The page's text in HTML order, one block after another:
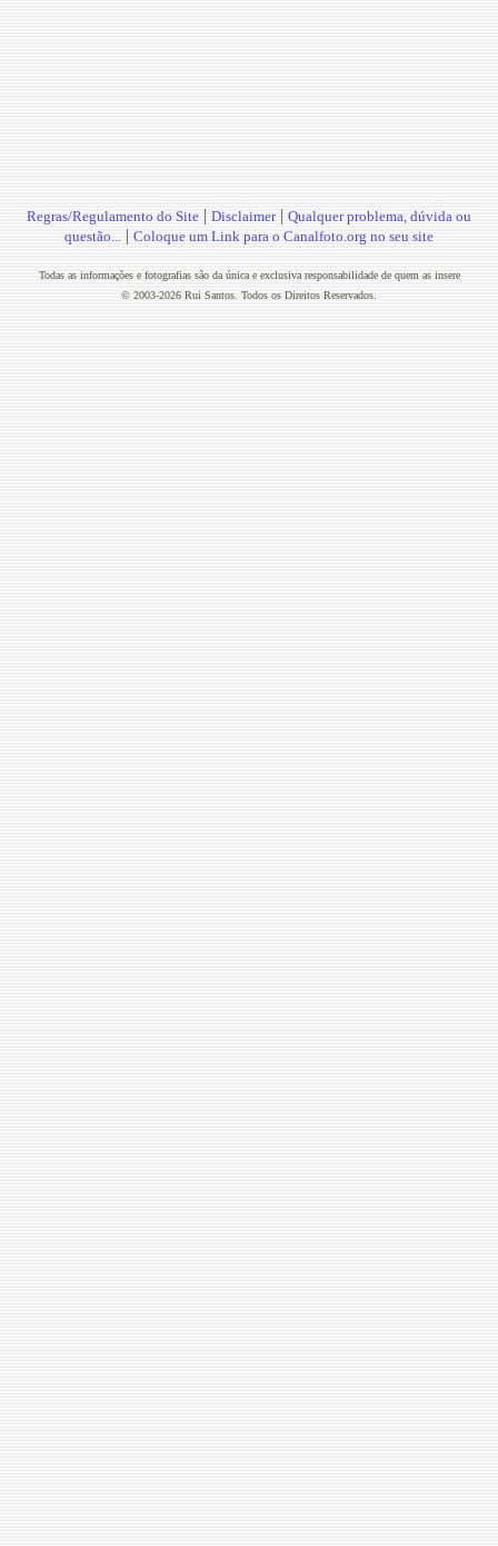
Regras/Regulamento do Site | Disclaimer| Qualquer problema, dúvida ou
questão... | Coloque um Link para o Canalfoto.org no seu site
Todas as informações e fotografias são da única e exclusiva responsabilidade de quem as insere
© 2003-2026 Rui Santos. Todos os Direitos Reservados.